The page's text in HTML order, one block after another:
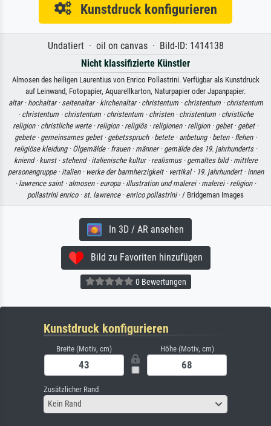
Kunstdruck konfigurieren
Undatiert · oil on canvas · Bild-ID: 1414138
Nicht klassifizierte Künstler
Almosen des heiligen Laurentius von Enrico Pollastrini. Verfügbar als Kunstdruck
auf Leinwand, Fotopapier, Aquarellkarton, Naturpapier oder Japanpapier.
altar · hochaltar · seitenaltar · kirchenaltar · christentum · christentum · christentum
· christentum · christentum · christentum · christen · christentum · christliche
religion · christliche werte · religion · religiös · religionen · religion · gebet · gebet ·
gebete · gemeinsames gebet · gebetsspruch · betete · anbetung · beten · flehen ·
religiöse kleidung · Ölgemälde · frauen · männer · gemälde des 19. jahrhunderts ·
kniend · kunst · stehend · italienische kultur · realismus · gemaltes bild · mittlere
personengruppe · italien · werke der barmherzigkeit · vertikal · 19. jahrhundert · innen
· lawrence saint · almosen · europa · illustration und malerei · malerei · religion ·
pollastrini enrico · st. lawrence · enrico pollastrini· / Bridgeman Images
In 3D / AR ansehen
Bild zu Favoriten hinzufügen
0 Bewertungen
Kunstdruck konfigurieren
Breite (Motiv, cm) Höhe (Motiv, cm)
Zusätzlicher Rand
Kein Rand